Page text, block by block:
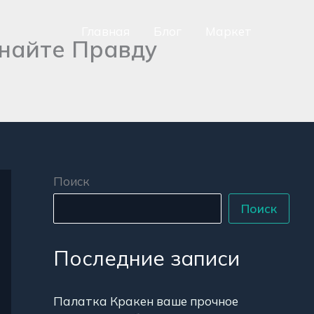
Правду
Поиск
Поиск
Последние записи
Палатка Кракен ваше прочное